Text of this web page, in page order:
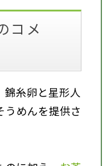
コメ
錦糸卵と星形人
めんを提供さ